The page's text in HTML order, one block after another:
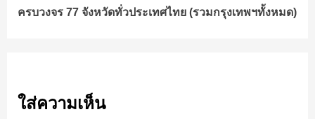
ครบวงจร 77 จังหวัดทั่วประเทศไทย (รวมกรุงเทพฯทั้งหมด)
ใส่ความเห็น